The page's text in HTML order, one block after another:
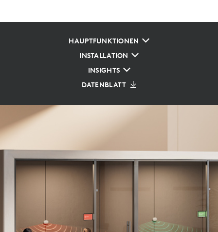
HAUPTFUNKTIONEN
INSTALLATION
INSIGHTS
DATENBLATT